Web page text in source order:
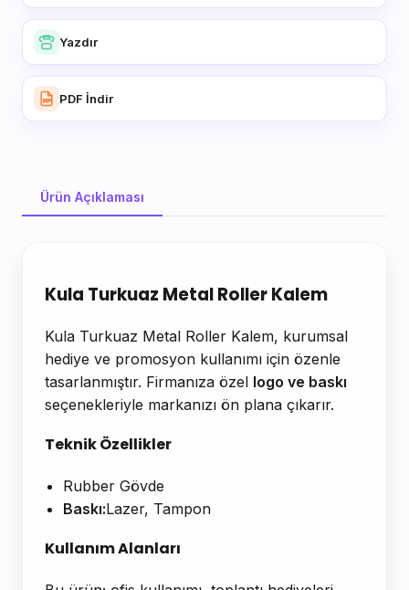
Yazdır
PDF İndir
Ürün Açıklaması
Kula Turkuaz Metal Roller Kalem
Kula Turkuaz Metal Roller Kalem, kurumsal
hediye ve promosyon kullanımı için özenle
tasarlanmıştır. Firmanıza özel logo ve baskı
seçenekleriyle markanızı ön plana çıkarır.
Teknik Özellikler
Rubber Gövde
Baskı:Lazer, Tampon
Kullanım Alanları